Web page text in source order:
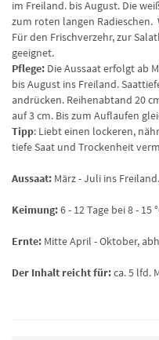
im Freiland. bis August. Die
zum roten langen
Für den Frischverzehr, zur
geeignet.
Pflege: Die Aussaat erfolgt ab
bis August ins Freiland.
andrücken. Reihenabtand 20
auf 3 cm. Bis zum Auflaufen
Tipp: Liebt einen lockeren,
tiefe Saat und Trockenheit
Aussaat: März - Juli ins Freiland.
Keimung:6 - 12 Tage bei 8 - 15
Ernte: Mitte April - Oktober,
Der Inhalt reicht für:ca. 5 lfd.